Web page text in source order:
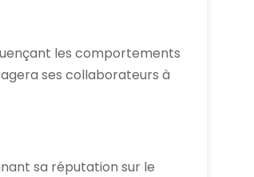
les comportements
ses collaborateurs à
sa réputation sur le